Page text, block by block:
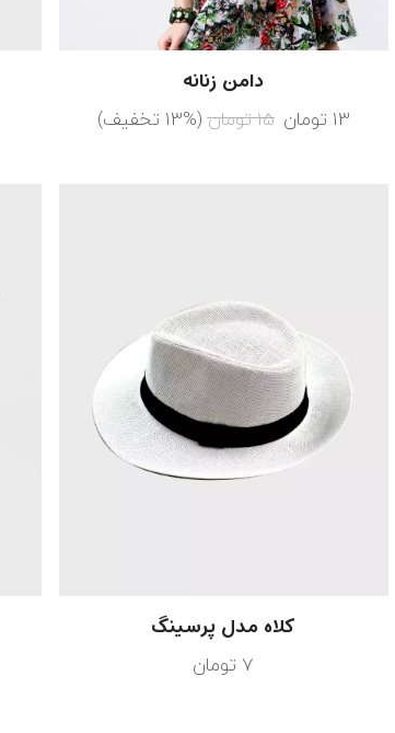
دامن زنانه
13 تومان 15تومان(13% تخفیف)
کلاه مدل پرسینگ
7 تومان